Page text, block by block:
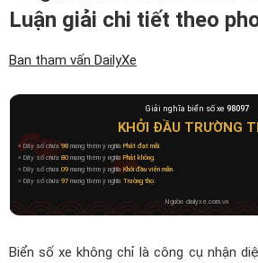
Luận giải chi tiết theo
Ban tham vấn DailyXe
Giải nghĩa biển số xe 98097
KHỞI ĐẦU TRƯỜNG
» Dãy số chứa98 mang thêm ý nghĩa Phát đạt mãi.
» Dãy số chứa 80 mang thêm ý nghĩaPhát không.
» Dãy số chứa 09 mang thêm ý nghĩaKhởi đầu viên mãn.
» Dãy số chứa 97 mang thêm ý nghĩa Trường thọ.
Nguồn: dailyxe.com.vn
Biển số xe không chỉ là công cụ nhận